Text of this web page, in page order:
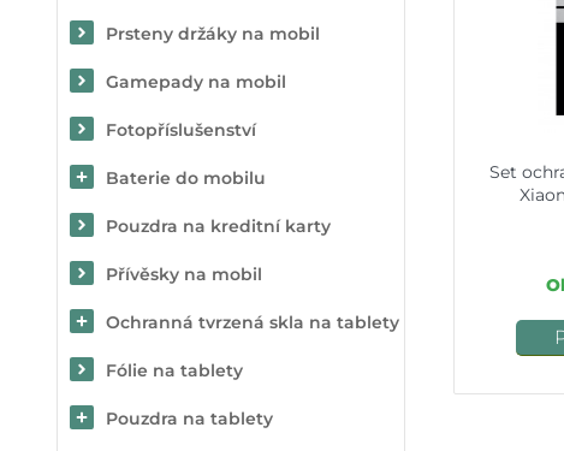
Prsteny držáky na mobil
Gamepady na mobil
Fotopříslušenství
Baterie do mobilu
Pouzdra na kreditní karty
Přívěsky na mobil
Ochranná tvrzená skla na tablety
Fólie na tablety
Pouzdra na tablety
Set